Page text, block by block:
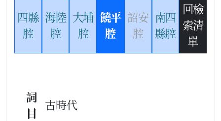
四縣
腔
海陸
腔
大埔
腔
饒平
腔
詔安
腔
南四
縣腔
回檢
索清
單
詞
目
古時代